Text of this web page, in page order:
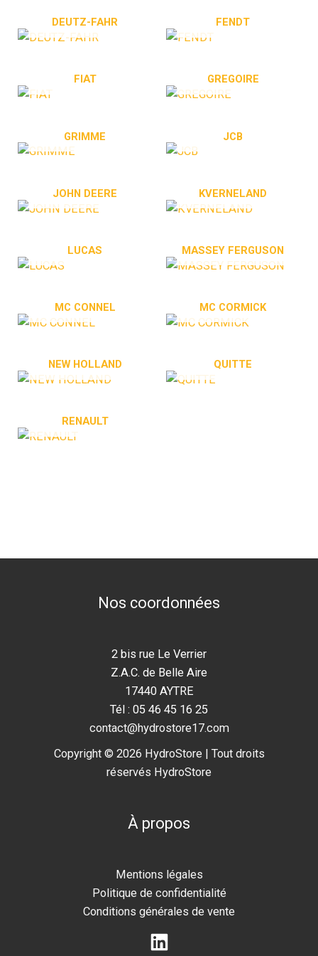
h
DEUTZ-FAHR FENDT
FIAT GREGOIRE
GRIMME JCB
JOHN DEERE KVERNELAND
LUCAS MASSEY FERGUSON
MC CONNEL MC CORMICK
NEW HOLLAND QUITTE
RENAULT
Nos coordonnées
2 bis rue Le Verrier
Z.A.C. de Belle Aire
17440 AYTRE
Tél : 05 46 45 16 25
contact@hydrostore17.com
Copyright © 2026 HydroStore | Tout droits
réservés HydroStore
À propos
Mentions légales
Politique de confidentialité
Conditions générales de vente